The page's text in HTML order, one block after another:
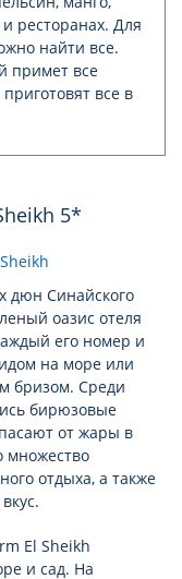
и ресторанах. Для
найти все.
примет все
все в
5*
дюн Синайского
оазис отеля
его номер и
на море или
бризом. Среди
бирюзовые
от жары в
множество
отдыха, а также
El Sheikh
и сад. На